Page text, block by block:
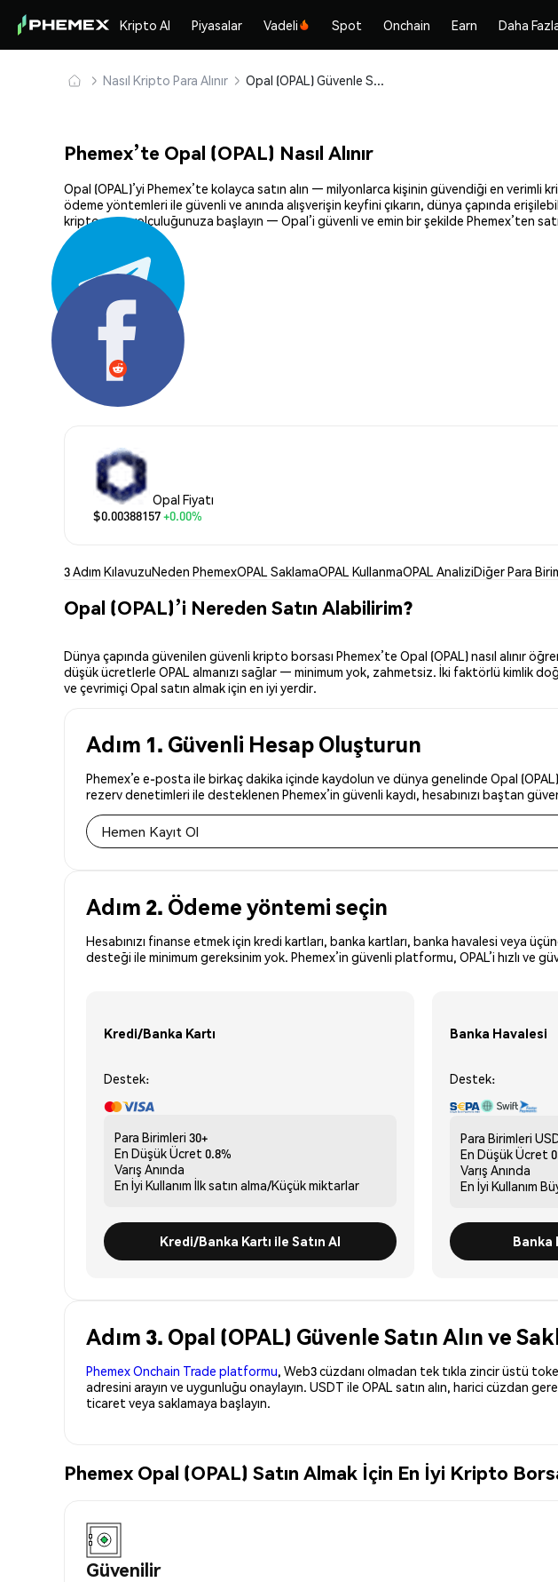
Kripto Al Piyasalar Vadeli Spot Onchain Earn Daha
Nasıl Kripto Para Alınır Opal (OPAL) Güvenle Satın Alın ve Saklayın
Phemex’te Opal (OPAL) Nasıl Alınır
Opal (OPAL)’yi Phemex’te kolayca satın alın — milyonlarca kişinin güvendiği en
ödeme yöntemleri ile güvenli ve anında alışverişin keyfini çıkarın, dünya çapında
kripto para yolculuğunuza başlayın — Opal’i güvenli ve emin bir şekilde Phemex’ten
Opal Fiyatı
$0.00388157+0.00%
3 Adım KılavuzuNeden PhemexOPAL SaklamaOPAL KullanmaOPAL AnaliziDiğer Para
Opal (OPAL)’i Nereden Satın Alabilirim?
Dünya çapında güvenilen güvenli kripto borsası Phemex’te Opal (OPAL) nasıl alınır
düşük ücretlerle OPAL almanızı sağlar — minimum yok, zahmetsiz. İki faktörlü kimlik
ve çevrimiçi Opal satın almak için en iyi yerdir.
Adım 1. Güvenli Hesap Oluşturun
Phemex’e e-posta ile birkaç dakika içinde kaydolun ve dünya genelinde Opal (OPAL)
rezerv denetimleri ile desteklenen Phemex’in güvenli kaydı, hesabınızı baştan
Hemen Kayıt Ol
Adım 2. Ödeme yöntemi seçin
Hesabınızı finanse etmek için kredi kartları, banka kartları, banka havalesi veya
desteği ile minimum gereksinim yok. Phemex’in güvenli platformu, OPAL’i hızlı ve
Kredi/Banka Kartı
Destek:
Para Birimleri 30+
En Düşük Ücret 0.8%
Varış Anında
En İyi Kullanım İlk satın alma/Küçük miktarlar
Kredi/Banka Kartı ile Satın Al
Banka Havalesi
Destek:
Para Birimleri
En Düşük Ücret
Varış Anında
En İyi Kullanım
Banka
Adım 3. Opal (OPAL) Güvenle Satın Alın ve
Phemex Onchain Trade platformu, Web3 cüzdanı olmadan tek tıkla zincir üstü
adresini arayın ve uygunluğu onaylayın. USDT ile OPAL satın alın, harici cüzdan
ticaret veya saklamaya başlayın.
Phemex Opal (OPAL) Satın Almak İçin En İyi Kripto
Güvenilir